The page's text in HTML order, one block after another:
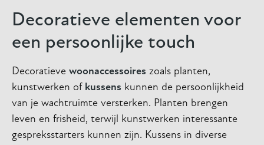
Decoratieve elementen voor
een persoonlijke touch
Decoratieve woonaccessoires zoals planten,
kunstwerken of kussens kunnen de persoonlijkheid
van je wachtruimte versterken. Planten brengen
leven en frisheid, terwijl kunstwerken interessante
gespreksstarters kunnen zijn. Kussens in diverse